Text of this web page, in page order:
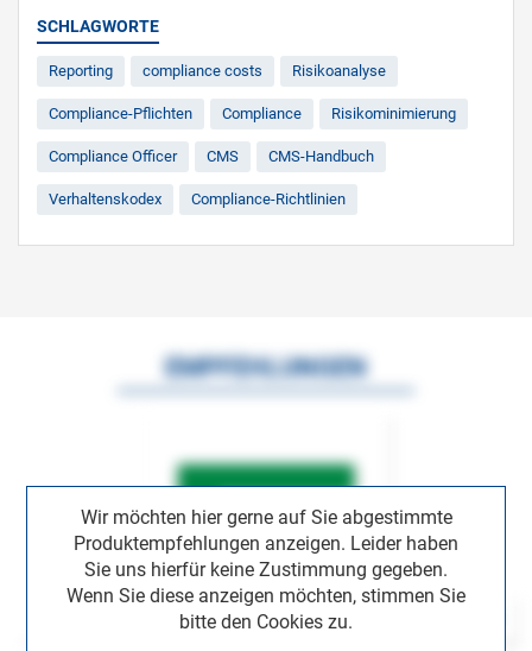
SCHLAGWORTE
Reporting compliance costs Risikoanalyse
Compliance-Pflichten Compliance Risikominimierung
Compliance Officer CMS CMS-Handbuch
Verhaltenskodex Compliance-Richtlinien
Wir möchten hier gerne auf Sie abgestimmte
Produktempfehlungen anzeigen. Leider haben
Sie uns hierfür keine Zustimmung gegeben.
Wenn Sie diese anzeigen möchten, stimmen Sie
bitte den Cookies zu.
EMPFEHLUNGEN